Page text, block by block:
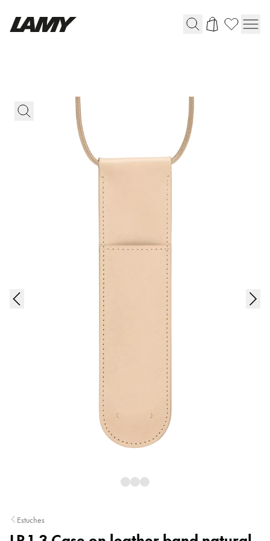
Bolígrafos
Portaminas
Bolígrafos multifunción
Lápices de colores
Black Magic Edition
Complementos y recambios
Estuches